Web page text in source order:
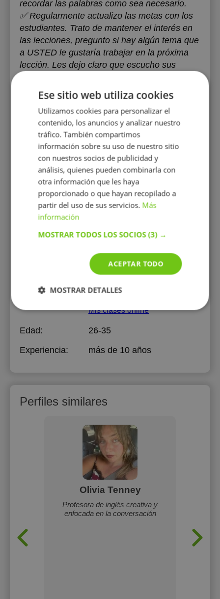
recordar las palabras como sea necesario.
‌‌✅ Regularmente actualizo las metas con los
estudiantes. Trato de mantener el interés en
las lecciones, pregunto si hay algún tema que
a USTED le gustaría trabajar en la próxima
lección. Les dejo claro que escucho sus
⭐¿Por qué es más conveniente estudiar
ONLINE?
‌✅Puedes planificar tu propio horario
‌✅ Puedes practicar en cualquier lugar
✅Fácil de comenzar una lección 15-30
minutos tarde o temprano
✅Ahora hay mucho más material online que
offline
‌✅ Puedes tomar té/café en tu taza favorita :)
✅ Al mismo tiempo, no pierdes la calidad de
Nizhniy Novgorod
Polytecnical University
Maestría, 2020
Mis clases online
Edad:
26-35
Experiencia:
más de 10 años
Perfiles similares
Olivia Tenney
Profesora de inglés creativa y
enfocada en la conversación
Ese sitio web utiliza cookies
Utilizamos cookies para personalizar el
contenido, los anuncios y analizar nuestro
tráfico. También compartimos
información sobre su uso de nuestro sitio
con nuestros socios de publicidad y
análisis, quienes pueden combinarla con
otra información que les haya
proporcionado o que hayan recopilado a
partir del uso de sus servicios. Más
información
MOSTRAR TODOS LOS SOCIOS(3) →
ACEPTAR TODO
MOSTRAR DETALLES